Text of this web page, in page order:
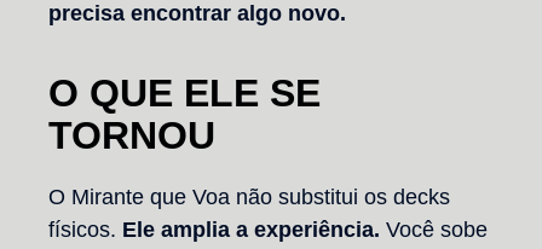
precisa encontrar algo novo.
O QUE ELE SE
TORNOU
O Mirante que Voa não substitui os decks
físicos. Ele amplia a experiência. Você sobe